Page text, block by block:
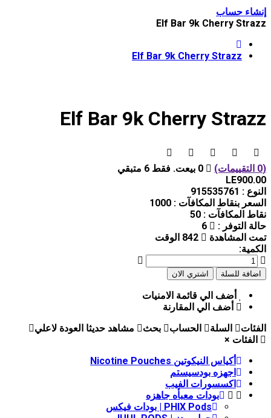
حساب
Elf Bar 9k Cherry
Elf Bar 9k Cherry Strazz
Elf Bar 9k Cherry
0 بيعت. فقط 6 متبقي
:
915535761
بنقاط المكافآت :1000
المكافآت :50
التوفر :
المشاهدة
842 الوقت
أضف الي قائمة الامنيات
أضف الي المقارنة
السلة الحساب بحث مشاهد حديثا العودة لاعلي
×
أكياس النيكوتين Nicotine Pouches
اجهزه بودسيستم
اكسسورات الفيب
بودات معبأه جاهزه
PHIX Pods | بودات فيكس